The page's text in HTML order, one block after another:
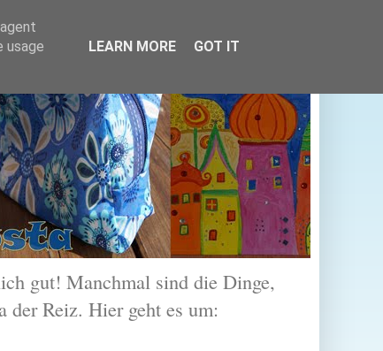
gut! Manchmal sind die Dinge,
Reiz. Hier geht es um:
usage
LEARN MORE GOT IT